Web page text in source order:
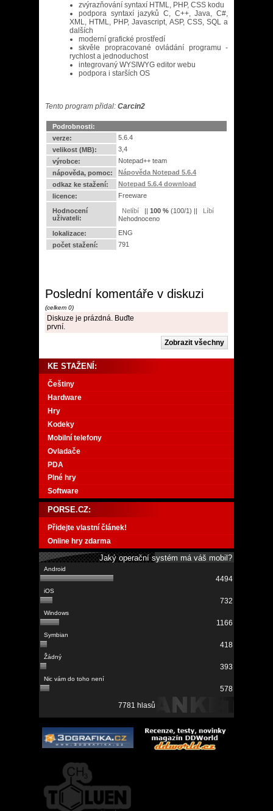
zvýrazňování syntaxí HTML, PHP, CSS kodu
podpora syntaxí jazyků C, C++, Java, C#,
XML, HTML, PHP, Javascript, ASP, CSS, SQL a
dalších
moderní grafické prostředí
skvěle propracované ovládání programu -
rychlost a jednoduchost
integrovaný WYSIWYG editor webu
podpora i starších OS
Tento program přidal: Carcin2
Podrobnosti:
verze:
5.6.4
velikost (MB):
3,4
výrobce:
Notepad++ team
nápověda, pomoc:
Nápověda Notepad 5.6.4
odkaz ke stažení:
Notepad 5.6.4 download
licence:
Freeware
Hodnocení
uživateli:
|| 100 % (100/1) ||
Nehodnoceno
lokalizace:
ENG
počet stažení:
791
Poslední komentáře v diskuzi
(celkem 0)
Diskuze je prázdná. Buďte
první.
KE STAŽENÍ:
Češtiny
Hardware
Hry
Kodeky
Mobilní telefony
Ovladače
PDA
Plné hry
Software
PORSE.CZ:
Přidejte vlastní článek!
Online hry zdarma
Jaký operační systém má váš mobil?
4494
732
1166
418
393
578
7781 hlasů